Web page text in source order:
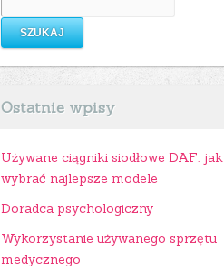
Ostatnie wpisy
Używane ciągniki siodłowe DAF: jak
wybrać najlepsze modele
Doradca psychologiczny
Wykorzystanie używanego sprzętu
medycznego